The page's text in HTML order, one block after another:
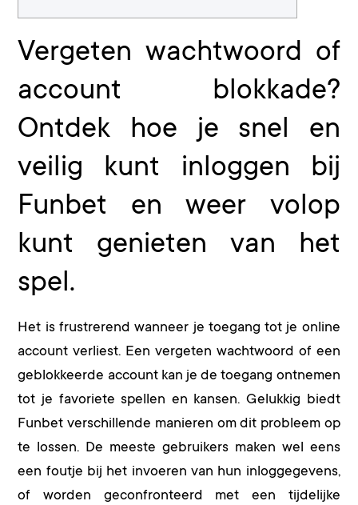
Vergeten wachtwoord of
account blokkade?
Ontdek hoe je snel en
veilig kunt inloggen bij
Funbet en weer volop
kunt genieten van het
spel.
Het is frustrerend wanneer je toegang tot je online
account verliest. Een vergeten wachtwoord of een
geblokkeerde account kan je de toegang ontnemen
tot je favoriete spellen en kansen. Gelukkig biedt
Funbet verschillende manieren om dit probleem op
te lossen. De meeste gebruikers maken wel eens
een foutje bij het invoeren van hun inloggegevens,
of worden geconfronteerd met een tijdelijke